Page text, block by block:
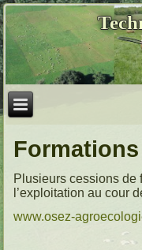
Formations
Plusieurs cessions de
l’exploitation au cour
www.osez-